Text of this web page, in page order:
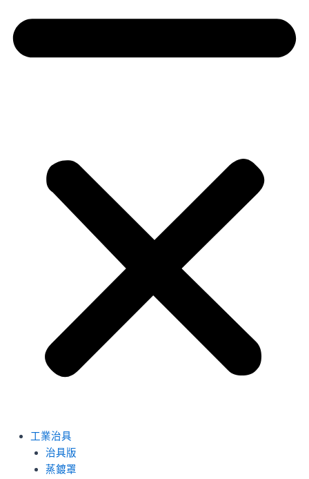
工業治具
治具版
蒸鍍罩